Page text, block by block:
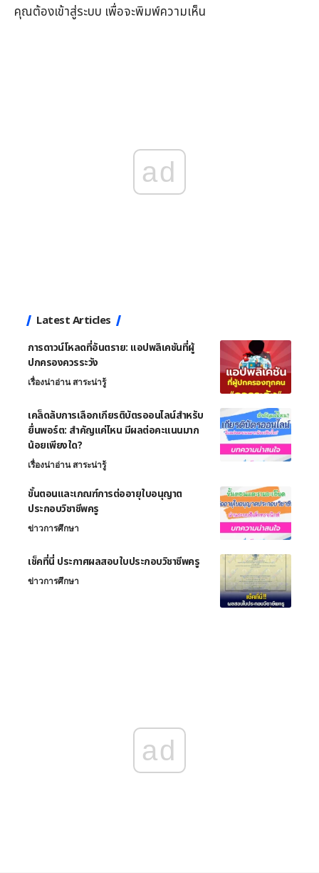
คุณต้องเข้าสู่ระบบ เพื่อจะพิมพ์ความเห็น
ad
Latest Articles
การดาวน์โหลดที่อันตราย: แอปพลิเคชันที่ผู้
ปกครองควรระวัง
เรื่องน่าอ่าน สาระน่ารู้
เคล็ดลับการเลือกเกียรติบัตรออนไลน์สำหรับ
ยื่นพอร์ต: สำคัญแค่ไหน มีผลต่อคะแนนมาก
น้อยเพียงใด?
เรื่องน่าอ่าน สาระน่ารู้
ขั้นตอนและเกณฑ์การต่ออายุใบอนุญาต
ประกอบวิชาชีพครู
ข่าวการศึกษา
เช็คที่นี่ ประกาศผลสอบใบประกอบวิชาชีพครู
ข่าวการศึกษา
ad